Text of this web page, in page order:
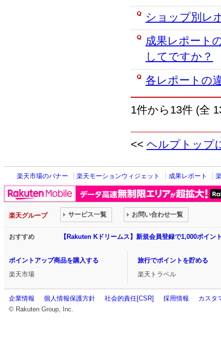
ショップ別レ
成果レポート
してですか？
各レポートの
1件から13件 (全
<< ヘルプトップ
楽天市場のバナー 楽天モーションウィジェット 成果レポート
楽天グループ サービス一覧 お問い合わせ一覧
おすすめ 【Rakuten Kドリームス】新規会員登録で1,000ポイン
ポイントアップ商品を購入する
楽天市場
旅行でポイントを貯める
楽天トラベル
企業情報 個人情報保護方針 社会的責任[CSR] 採用情報
カスタ
© Rakuten Group, Inc.